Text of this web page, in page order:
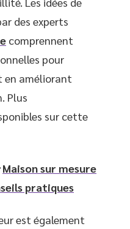
des experts
comprennent
pour
améliorant
Plus
sur cette
Maison sur mesure
pratiques
est également